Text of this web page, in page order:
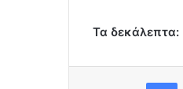
Τα δεκάλεπτα: